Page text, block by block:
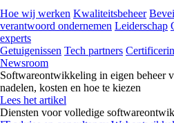
Hoe wij werken Kwaliteitsbeheer
verantwoord ondernemen Leiderschap
experts
Getuigenissen Tech partners
Newsroom
Softwareontwikkeling in eigen beheer
nadelen, kosten en hoe te kiezen
Lees het artikel
Diensten voor volledige